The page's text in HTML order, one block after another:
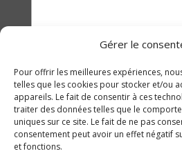
Gérer le
Pour offrir les meilleures expériences,
telles que les cookies pour stocker et/ou
appareils. Le fait de consentir à ces
traiter des données telles que le
uniques sur ce site. Le fait de ne pas
consentement peut avoir un effet négatif
et fonctions.